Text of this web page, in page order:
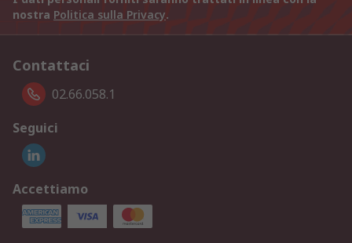
nostra Politica sulla Privacy.
Contattaci
02.66.058.1
Seguici
Accettiamo